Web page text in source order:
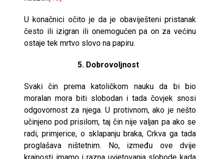
U konačnici očito je da je obaviješteni pristanak
često ili izigran ili onemogućen pa on za većinu
ostaje tek mrtvo slovo na papiru.
5. Dobrovoljnost
Svaki čin prema katoličkom nauku da bi bio
moralan mora biti slobodan i tada čovjek snosi
odgovornost za njega. U protivnom, ako je nešto
učinjeno pod prisilom, taj čin nije valjan pa ako se
radi, primjerice, o sklapanju braka, Crkva ga tada
proglašava ništetnim. No, između ove dvije